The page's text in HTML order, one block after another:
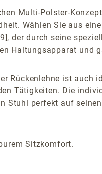
Multi-Polster-
Wählen Sie aus
der durch seine
Haltungsapparat und
Rückenlehne ist
Tätigkeiten. Die
Stuhl perfekt auf
Sitzkomfort.